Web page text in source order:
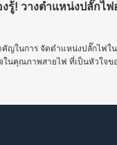
รู้! วางตำแหน่งปลั๊กไฟ
คัญในการ จัดตำแหน่งปลั๊กไฟใ
ในคุณภาพสายไฟ ที่เป็นหัวใจ